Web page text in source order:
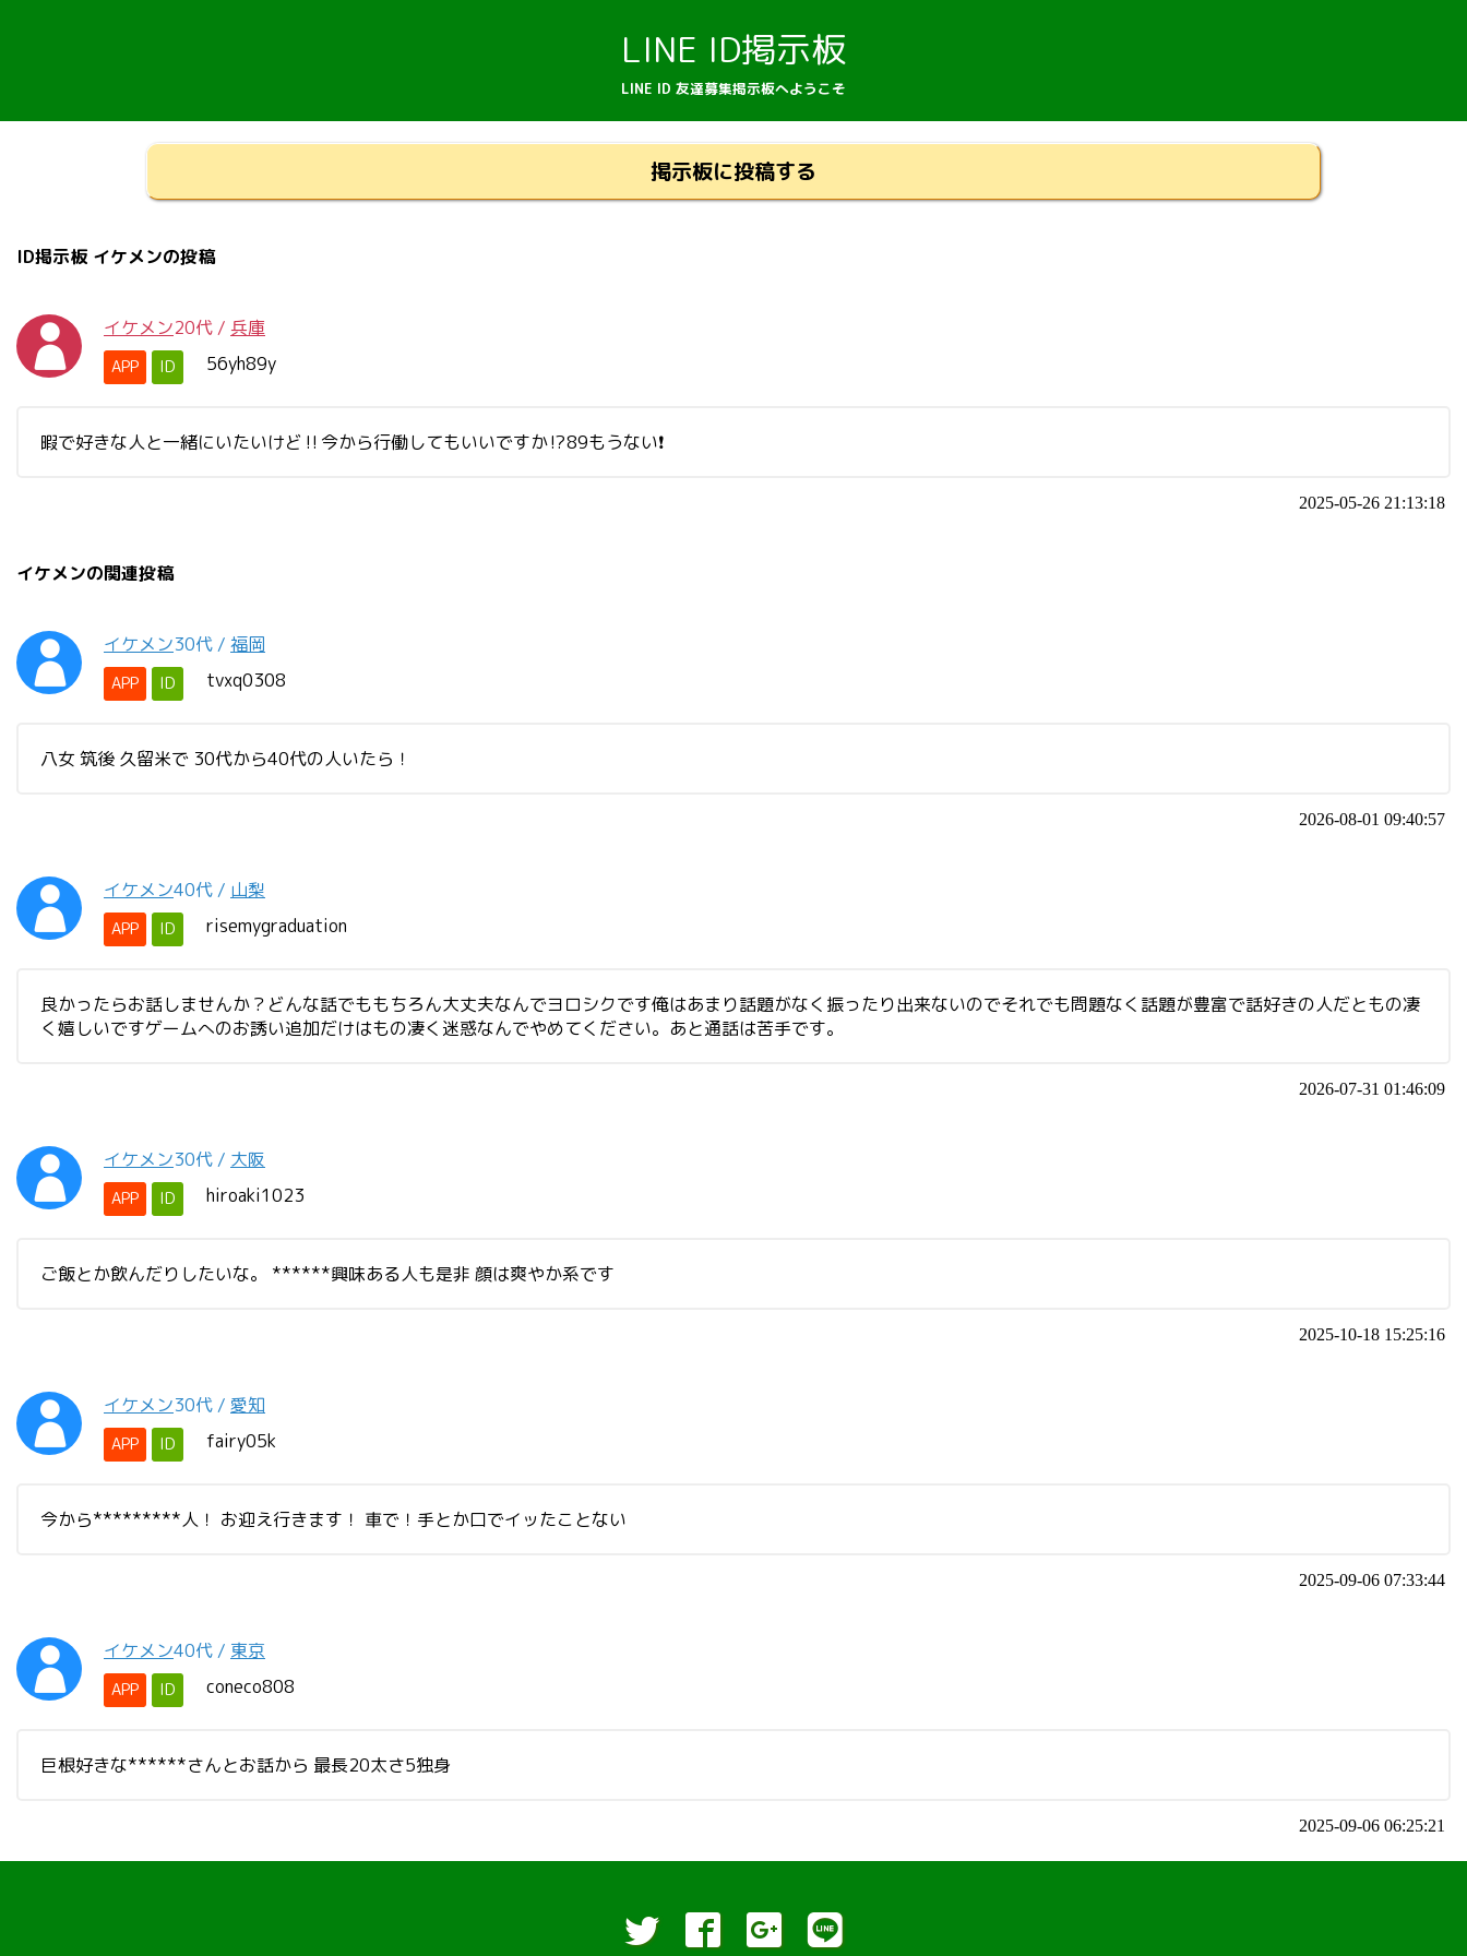
LINE ID掲示板
LINE ID 友達募集掲示板へようこそ
掲示板に投稿する
ID掲示板 イケメンの投稿
イケメン20代 / 兵庫
APP ID 56yh89y
暇で好きな人と一緒にいたいけど‼️今から行働してもいいですか⁉️89もうない❗️
2025-05-26 21:13:18
イケメンの関連投稿
イケメン30代 / 福岡
APP ID tvxq0308
八女 筑後 久留米で 30代から40代の人いたら！
2026-08-01 09:40:57
イケメン40代 / 山梨
APP ID risemygraduation
良かったらお話しませんか？どんな話でももちろん大丈夫なんでヨロシクです俺はあまり話題がなく振ったり出来ないのでそれでも問題なく話題が豊富で話好きの人だともの凄
く嬉しいですゲームへのお誘い追加だけはもの凄く迷惑なんでやめてください。あと通話は苦手です。
2026-07-31 01:46:09
イケメン30代 / 大阪
APP ID hiroaki1023
ご飯とか飲んだりしたいな。 ******興味ある人も是非 顔は爽やか系です
2025-10-18 15:25:16
イケメン30代 / 愛知
APP ID fairy05k
今から*********人！ お迎え行きます！ 車で！手とか口でイッたことない
2025-09-06 07:33:44
イケメン40代 / 東京
APP ID coneco808
巨根好きな******さんとお話から 最長20太さ5独身
2025-09-06 06:25:21